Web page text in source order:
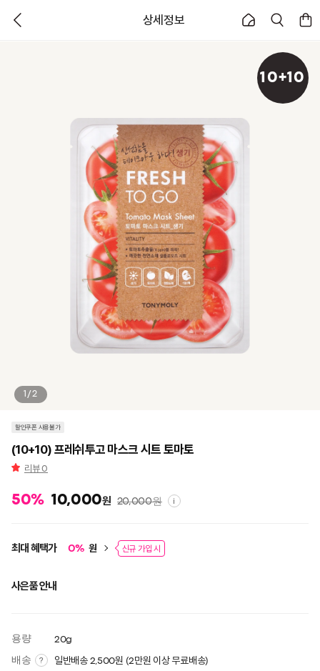
상세정보
10+10
1/2
할인쿠폰 사용불가
(10+10) 프레쉬투고 마스크 시트 토마토
리뷰0
50% 10,000원 20,000원 i
최대 혜택가 0% 원 신규 가입 시
사은품 안내
용량 20g
배송 ? 일반배송 2,500원 (2만원 이상 무료배송)